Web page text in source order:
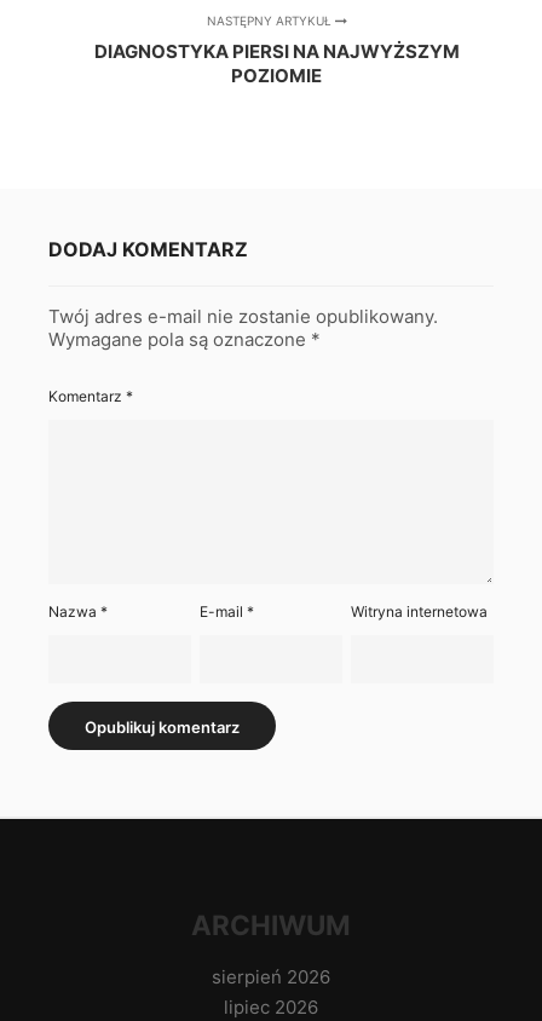
NASTĘPNY ARTYKUŁ
DIAGNOSTYKA PIERSI NA NAJWYŻSZYM
POZIOMIE
DODAJ KOMENTARZ
Twój adres e-mail nie zostanie opublikowany.
Wymagane pola są oznaczone *
Komentarz *
Nazwa * E-mail* Witryna internetowa
ARCHIWUM
sierpień 2026
lipiec 2026